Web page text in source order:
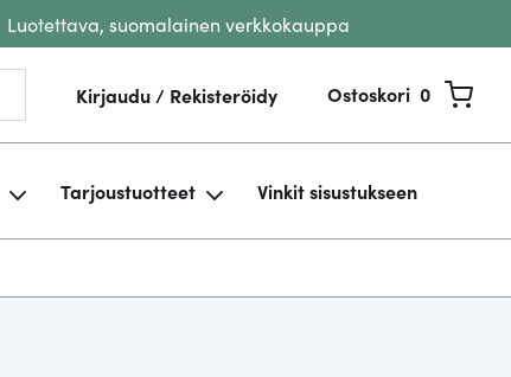
Luotettava, suomalainen verkkokauppa
Kirjaudu / Rekisteröidy Ostoskori 0
Tarjoustuotteet Vinkit sisustukseen